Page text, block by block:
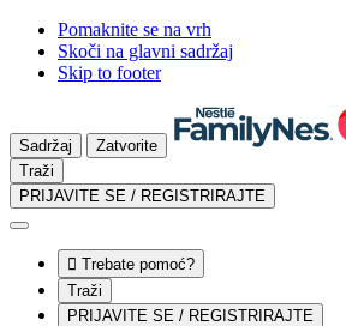
Pomaknite se na vrh
Skoči na glavni sadržaj
Skip to footer
Sadržaj
Zatvorite
Traži
PRIJAVITE SE / REGISTRIRAJTE
 Trebate pomoć?
Traži
PRIJAVITE SE / REGISTRIRAJTE